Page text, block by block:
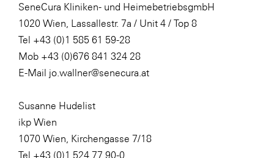
SeneCura Kliniken- und HeimebetriebsgmbH
1020 Wien, Lassallestr. 7a / Unit 4 / Top 8
Tel +43 (0)1 585 61 59-28
Mob +43 (0)676 841 324 28
E-Mail jo.wallner@senecura.at
Susanne Hudelist
ikp Wien
1070 Wien, Kirchengasse 7/18
Tel +43 (0)1 524 77 90-0